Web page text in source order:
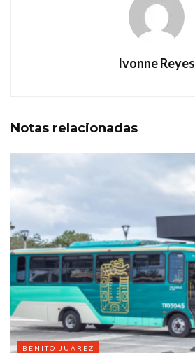
Ivonne Reyes
Notas relacionadas
BENITO JUÁREZ